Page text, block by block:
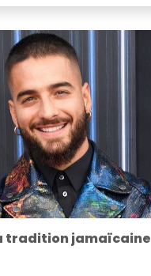
tradition jamaïcaine